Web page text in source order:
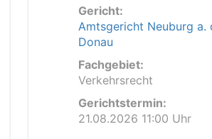
Gericht:
Amtsgericht Neuburg a.
Donau
Fachgebiet:
Verkehrsrecht
Gerichtstermin:
21.08.2026 11:00 Uhr